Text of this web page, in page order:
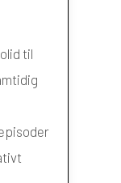
til